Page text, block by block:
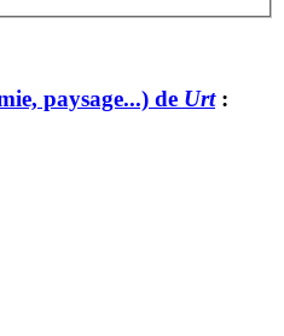
paysage...) de Urt: